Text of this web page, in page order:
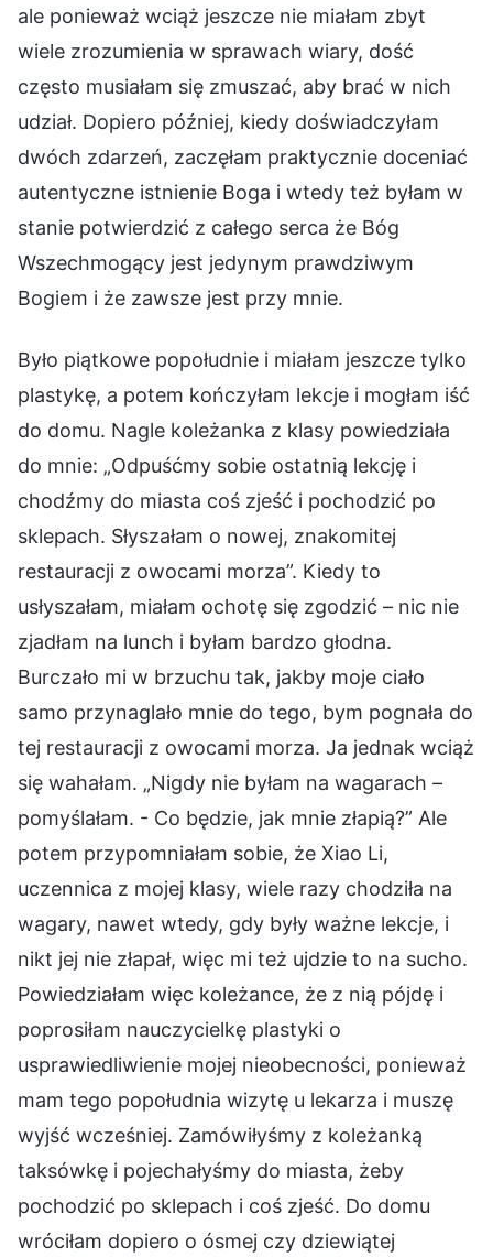
ale ponieważ wciąż jeszcze nie miałam zbyt
wiele zrozumienia w sprawach wiary, dość
często musiałam się zmuszać, aby brać w nich
udział. Dopiero później, kiedy doświadczyłam
dwóch zdarzeń, zaczęłam praktycznie doceniać
autentyczne istnienie Boga i wtedy też byłam w
stanie potwierdzić z całego serca że Bóg
Wszechmogący jest jedynym prawdziwym
Bogiem i że zawsze jest przy mnie.
Było piątkowe popołudnie i miałam jeszcze tylko
plastykę, a potem kończyłam lekcje i mogłam iść
do domu. Nagle koleżanka z klasy powiedziała
do mnie: „Odpuśćmy sobie ostatnią lekcję i
chodźmy do miasta coś zjeść i pochodzić po
sklepach. Słyszałam o nowej, znakomitej
restauracji z owocami morza”. Kiedy to
usłyszałam, miałam ochotę się zgodzić – nic nie
zjadłam na lunch i byłam bardzo głodna.
Burczało mi w brzuchu tak, jakby moje ciało
samo przynaglało mnie do tego, bym pognała do
tej restauracji z owocami morza. Ja jednak wciąż
się wahałam. „Nigdy nie byłam na wagarach –
pomyślałam. - Co będzie, jak mnie złapią?” Ale
potem przypomniałam sobie, że Xiao Li,
uczennica z mojej klasy, wiele razy chodziła na
wagary, nawet wtedy, gdy były ważne lekcje, i
nikt jej nie złapał, więc mi też ujdzie to na sucho.
Powiedziałam więc koleżance, że z nią pójdę i
poprosiłam nauczycielkę plastyki o
usprawiedliwienie mojej nieobecności, ponieważ
mam tego popołudnia wizytę u lekarza i muszę
wyjść wcześniej. Zamówiłyśmy z koleżanką
taksówkę i pojechałyśmy do miasta, żeby
pochodzić po sklepach i coś zjeść. Do domu
wróciłam dopiero o ósmej czy dziewiątej